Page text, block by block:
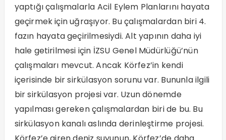
yaptığı çalışmalarla Acil Eylem Planlarını hayata
geçirmek için uğraşıyor. Bu çalışmalardan biri 4.
fazın hayata geçirilmesiydi. Alt yapının daha iyi
hale getirilmesi için İZSU Genel Müdürlüğü’nün
çalışmaları mevcut. Ancak Körfez’in kendi
içerisinde bir sirkülasyon sorunu var. Bununla ilgili
bir sirkülasyon projesi var. Uzun dönemde
yapılması gereken çalışmalardan biri de bu. Bu
sirkülasyon kanalı aslında derinleştirme projesi.